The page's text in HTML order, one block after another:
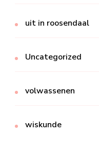
uit in roosendaal
Uncategorized
volwassenen
wiskunde